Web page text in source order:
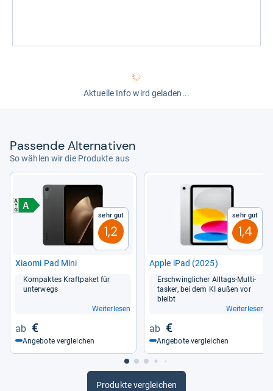
Aktuelle Info wird geladen...
Pas­sende Alter­na­ti­ven
So wählen wir die Produkte aus
Sehr gut
1,2
Xiaomi Pad Mini
Kom­pak­tes Kraft­pa­ket für
unter­wegs
Weiterlesen
€
Angebote vergleichen
Sehr gut
1,4
Apple iPad (2025)
Erschwing­li­cher All­tags-​Mul­ti­
tas­ker, bei dem KI außen vor
bleibt
Weiterlesen
€
Angebote vergleichen
Produkte vergleichen